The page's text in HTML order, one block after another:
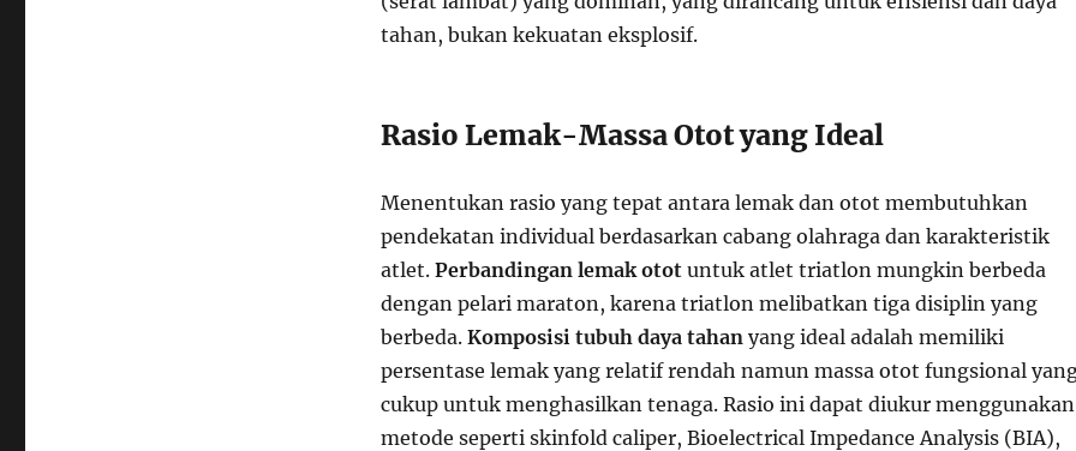
tahan, bukan kekuatan eksplosif.
Rasio Lemak-Massa Otot yang Ideal
Menentukan rasio yang tepat antara lemak dan otot membutuhkan
pendekatan individual berdasarkan cabang olahraga dan karakteristik
atlet. Perbandingan lemak ototuntuk atlet triatlon mungkin berbeda
dengan pelari maraton, karena triatlon melibatkan tiga disiplin yang
berbeda. Komposisi tubuh daya tahanyang ideal adalah memiliki
persentase lemak yang relatif rendah namun massa otot fungsional
cukup untuk menghasilkan tenaga. Rasio ini dapat diukur menggunakan
metode seperti skinfold caliper, Bioelectrical Impedance Analysis (BIA),